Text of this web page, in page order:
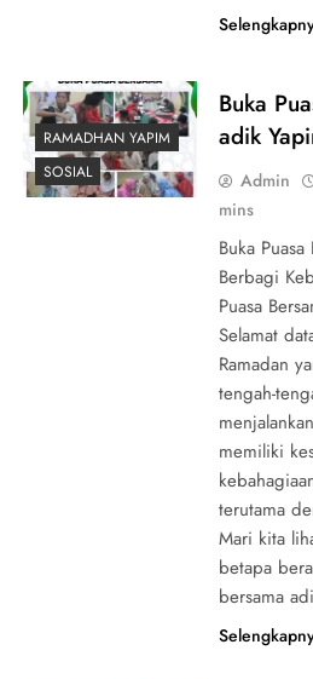
RAMADHAN YAPIM
SOSIAL
Buka
adik
Admin
mins
Buka
Berbagi
Puasa
Selamat
Ramadan
tengah-
memiliki
terutama
Mari kita
betapa
bersama